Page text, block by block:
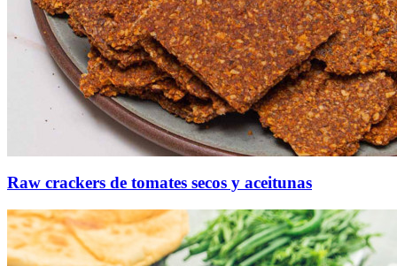
Raw crackers de tomates secos y aceitunas